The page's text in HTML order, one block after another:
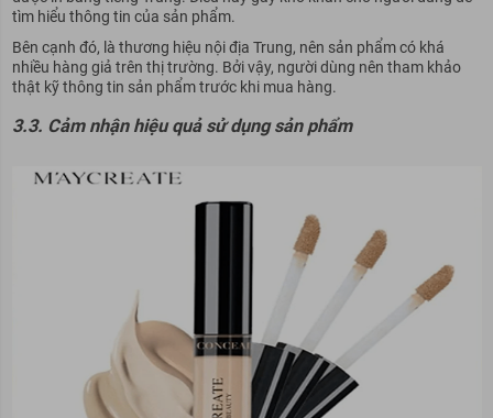
tìm hiểu thông tin của sản phẩm.
Bên cạnh đó, là thương hiệu nội địa Trung, nên sản phẩm có khá
nhiều hàng giả trên thị trường. Bởi vậy, người dùng nên tham khảo
thật kỹ thông tin sản phẩm trước khi mua hàng.
3.3. Cảm nhận hiệu quả sử dụng sản phẩm